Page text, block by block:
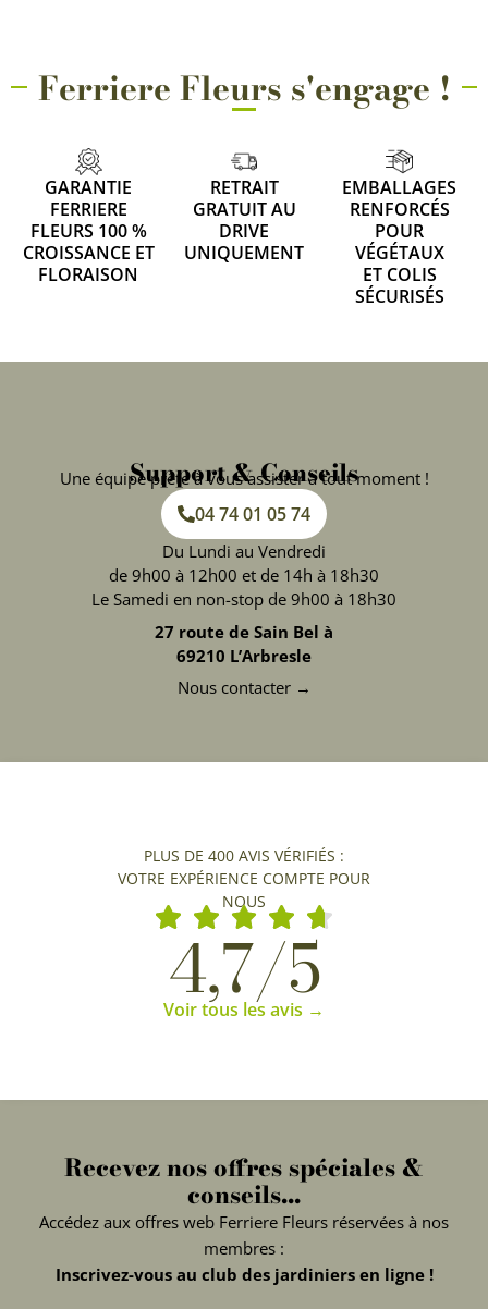
Ferriere Fleurs s'engage !
GARANTIE
FERRIERE
FLEURS 100 %
CROISSANCE ET
FLORAISON
RETRAIT
GRATUIT AU
DRIVE
UNIQUEMENT
EMBALLAGES
RENFORCÉS
POUR
VÉGÉTAUX
ET COLIS
SÉCURISÉS
Support & Conseils
Une équipe prête à vous assister à tout moment !
04 74 01 05 74
Du Lundi au Vendredi
de 9h00 à 12h00 et de 14h à 18h30
Le Samedi en non-stop de 9h00 à 18h30
27 route de Sain Bel à
69210 L’Arbresle
Nous contacter →
PLUS DE 400 AVIS VÉRIFIÉS :
VOTRE EXPÉRIENCE COMPTE POUR
NOUS
4,7/5
Voir tous les avis →
Recevez nos offres spéciales &
conseils...
Accédez aux offres web Ferriere Fleurs réservées à nos
membres :
Inscrivez-vous au club des jardiniers en ligne !